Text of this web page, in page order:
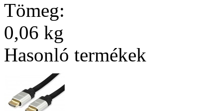
Tömeg:
0,06 kg
Hasonló termékek